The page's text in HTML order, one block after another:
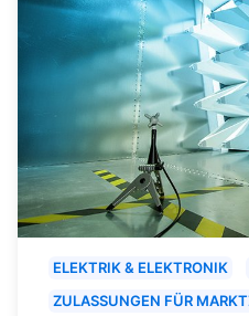
ELEKTRIK & ELEKTRONIK
ZULASSUNGEN FÜR